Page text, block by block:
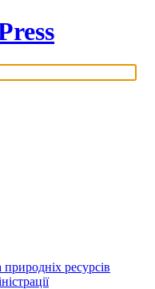
ресурсів